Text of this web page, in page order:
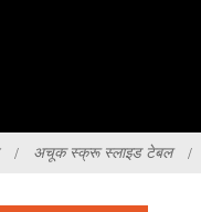
अचूक स्क्रू स्लाइड टेबल